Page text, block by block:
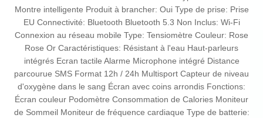
Montre intelligente Produit à brancher: Oui Type de prise: Prise
EU Connectivité: Bluetooth Bluetooth 5.3 Non Inclus: Wi-Fi
Connexion au réseau mobile Type: Tensiomètre Couleur: Rose
Rose Or Caractéristiques: Résistant à l'eau Haut-parleurs
intégrés Ecran tactile Alarme Microphone intégré Distance
parcourue SMS Format 12h / 24h Multisport Capteur de niveau
d'oxygène dans le sang Écran avec coins arrondis Fonctions:
Écran couleur Podomètre Consommation de Calories Moniteur
de Sommeil Moniteur de fréquence cardiaque Type de batterie: